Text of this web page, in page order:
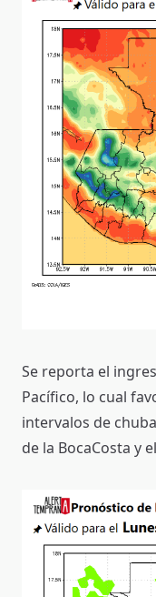
Se reporta el
Pacífico, lo cual
intervalos de
de la BocaCosta y